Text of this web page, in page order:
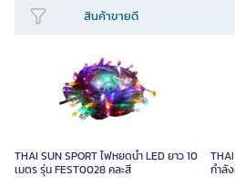
สินค้าขายดี
THAI SUN SPORT ไฟหยดน้ำ LED ยาว 10
เมตร รุ่น FEST0028 คละสี
กำลั